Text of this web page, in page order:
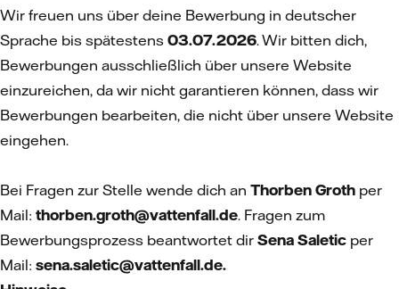
Wir freuen uns über deine Bewerbung in deutscher
Sprache bis spätestens 03.07.2026. Wir bitten dich,
Bewerbungen ausschließlich über unsere Website
einzureichen, da wir nicht garantieren können, dass wir
Bewerbungen bearbeiten, die nicht über unsere Website
eingehen.
Bei Fragen zur Stelle wende dich an Thorben Groth per
Mail: thorben.groth@vattenfall.de. Fragen zum
Bewerbungsprozess beantwortet dir Sena Saletic per
Mail: sena.saletic@vattenfall.de.